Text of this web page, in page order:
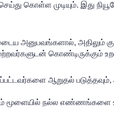
கொள்ள முடியும். இது
அனுபவங்களால், அதிலும்
கொண்டிருக்கும்
ஆறுதல்
நம் மூளையில் நல்ல எண்ணங்களை